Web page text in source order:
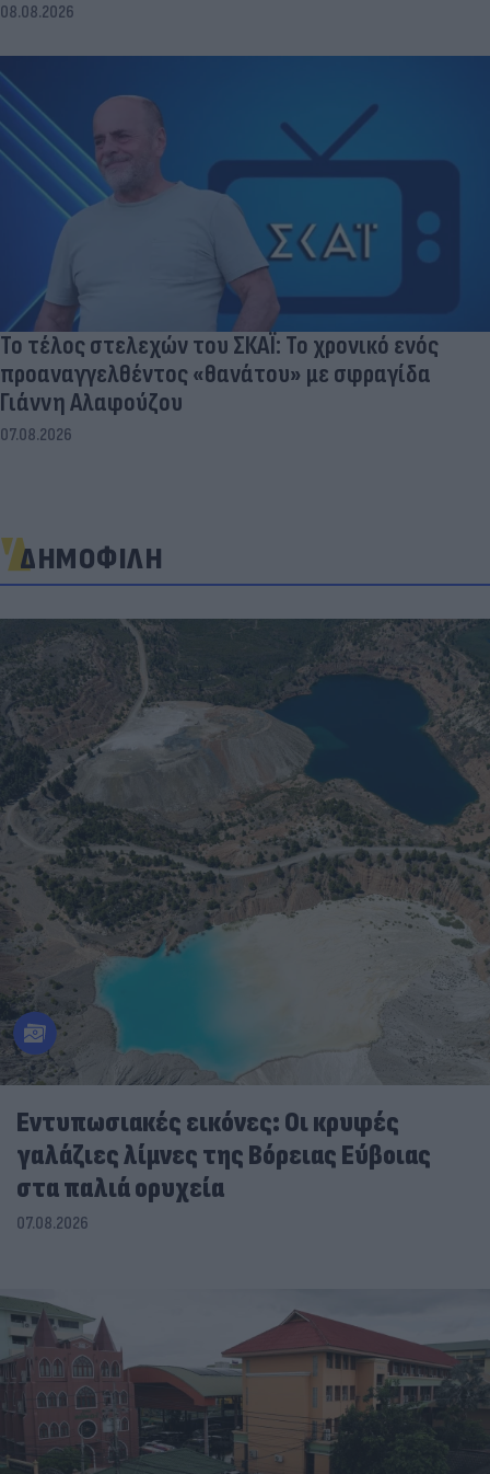
08.08.2026
Το τέλος στελεχών του ΣΚΑΪ: Το χρονικό ενός
προαναγγελθέντος «θανάτου» με σφραγίδα
Γιάννη Αλαφούζου
07.08.2026
ΔΗΜΟΦΙΛΗ
Εντυπωσιακές εικόνες: Οι κρυφές
γαλάζιες λίμνες της Βόρειας Εύβοιας
στα παλιά ορυχεία
07.08.2026